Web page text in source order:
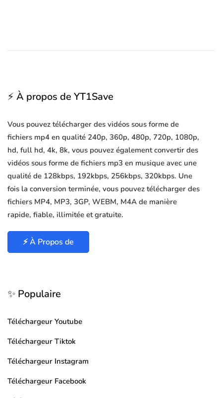
⚡ À propos de YT1Save
Vous pouvez télécharger des vidéos sous forme de
fichiers mp4 en qualité 240p, 360p, 480p, 720p, 1080p,
hd, full hd, 4k, 8k, vous pouvez également convertir des
vidéos sous forme de fichiers mp3 en musique avec une
qualité de 128kbps, 192kbps, 256kbps, 320kbps. Une
fois la conversion terminée, vous pouvez télécharger des
fichiers MP4, MP3, 3GP, WEBM, M4A de manière
rapide, fiable, illimitée et gratuite.
⚡ À Propos de
✨ Populaire
Téléchargeur Youtube
Téléchargeur Tiktok
Téléchargeur Instagram
Téléchargeur Facebook